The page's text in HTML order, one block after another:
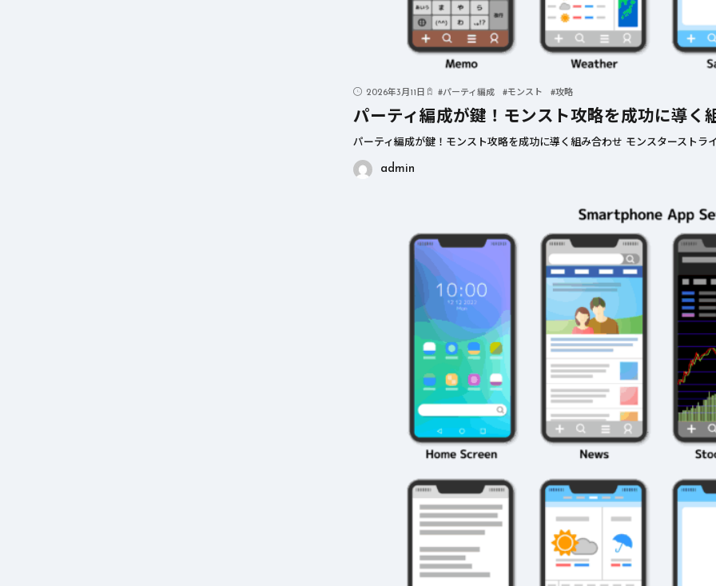
2026年3月11日 #パーティ編成 #モンスト #攻略
パーティ編成が鍵！モンスト攻略を成功に導く
パーティ編成が鍵！モンスト攻略を成功に導く組み合わせ モンスターストラ
admin